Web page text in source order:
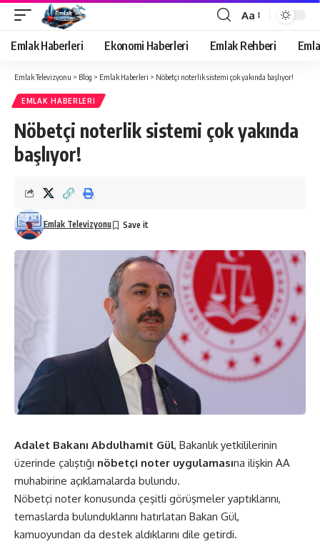
Yazı
Tipi
Boyutlandırıcı
Aa
Emlak Haberleri Ekonomi Haberleri Emlak Rehberi
Emlak Televizyonu > Blog > Emlak Haberleri > Nöbetçi noterlik sistemi çok yakında başlıyor!
EMLAK HABERLERI
Nöbetçi noterlik sistemi çok yakında
başlıyor!
Emlak Televizyonu
Adalet Bakanı Abdulhamit Gül, Bakanlık yetkililerinin
üzerinde çalıştığı nöbetçi noter uygulamasına ilişkin AA
muhabirine açıklamalarda bulundu.
Nöbetçi noter konusunda çeşitli görüşmeler yaptıklarını,
temaslarda bulunduklarını hatırlatan Bakan Gül,
kamuoyundan da destek aldıklarını dile getirdi.